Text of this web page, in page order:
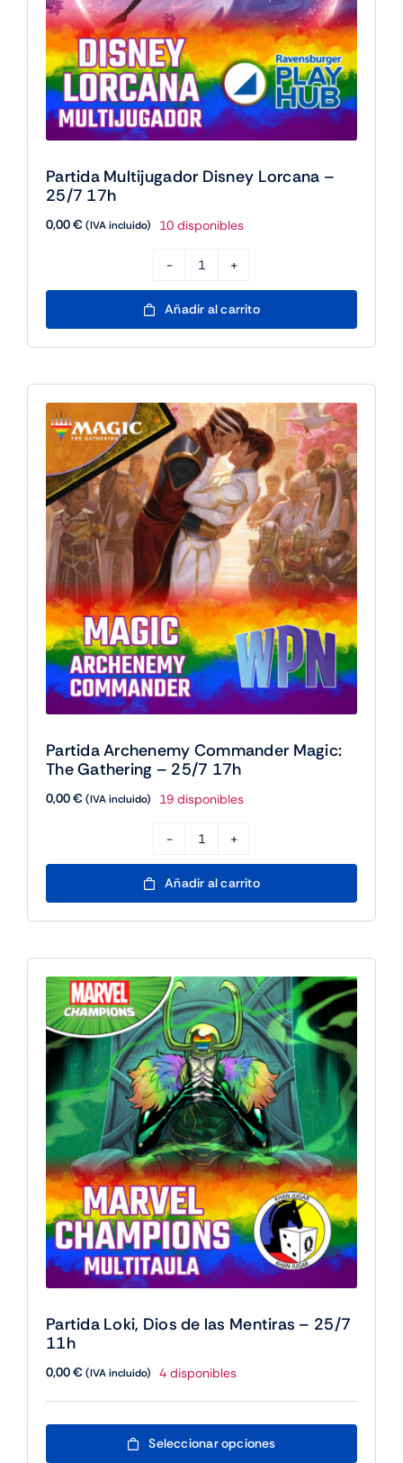
Partida Multijugador Disney Lorcana –
25/7 17h
0,00€(IVA incluido) 10 disponibles
Lorcana
17h
cantidad
Añadir al carrito
Partida Archenemy Commander Magic:
The Gathering – 25/7 17h
0,00€(IVA incluido) 19 disponibles
Magic:
-
25/7
17h
cantidad
Añadir al carrito
Partida Loki, Dios de las Mentiras – 25/7
11h
0,00€(IVA incluido) 4 disponibles
Seleccionar opciones
Este